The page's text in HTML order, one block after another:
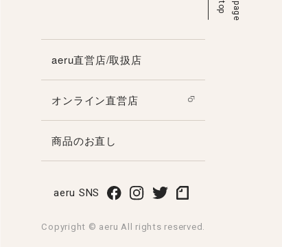
p
a
g
e
t
o
p
aeru直営店/取扱店
オンライン直営店
商品のお直し
aeru SNS
Copyright © aeru All rights reserved.